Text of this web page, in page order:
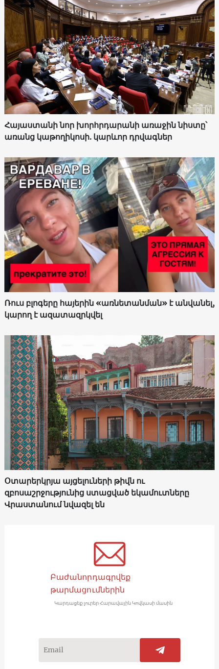
Հայաստանի նոր խորհրդարանի առաջին նիստը՝
առանց կաթողիկոսի. կարևոր դրվագներ
Ռուս բլոգերը հայերին «առնետանման» է անվանել,
կարող է ազատազրկվել
Օտարերկրյա այցելուների թիվն ու
զբոսաշրջությունից ստացված եկամուտները
Վրաստանում նվազել են
Բաժանորդագրվեք
թարմացումներին
Կարդացեք լուրեր Հարավային Կովկասի մասին